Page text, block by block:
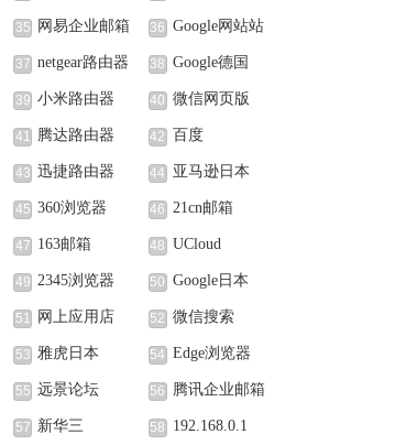
35 网易企业邮箱 36 Google网站站
长中心
37 netgear路由器 38 Google德国
39 小米路由器 40 微信网页版
41 腾达路由器 42 百度
43 迅捷路由器 44 亚马逊日本
45 360浏览器 46 21cn邮箱
47 163邮箱 48 UCloud
49 2345浏览器 50 Google日本
51 网上应用店 52 微信搜索
53 雅虎日本 54 Edge浏览器
55 远景论坛 56 腾讯企业邮箱
57 新华三 58 192.168.0.1